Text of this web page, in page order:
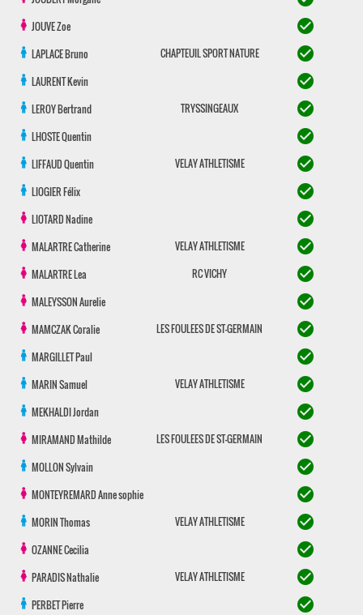
JOUVEZoe check_circle
LAPLACEBruno CHAPTEUIL SPORT NATURE check_circle
LAURENTKevin check_circle
LEROYBertrand TRYSSINGEAUX check_circle
LHOSTEQuentin check_circle
LIFFAUDQuentin VELAY ATHLETISME check_circle
LIOGIERFélix check_circle
LIOTARDNadine check_circle
MALARTRECatherine VELAY ATHLETISME check_circle
MALARTRELea RC VICHY check_circle
MALEYSSONAurelie check_circle
MAMCZAKCoralie LES FOULEES DE ST-GERMAIN check_circle
MARGILLETPaul check_circle
MARINSamuel VELAY ATHLETISME check_circle
MEKHALDIJordan check_circle
MIRAMANDMathilde LES FOULEES DE ST-GERMAIN check_circle
MOLLONSylvain check_circle
MONTEYREMARDAnne sophie check_circle
MORINThomas VELAY ATHLETISME check_circle
OZANNECecilia check_circle
PARADISNathalie VELAY ATHLETISME check_circle
PERBETPierre check_circle